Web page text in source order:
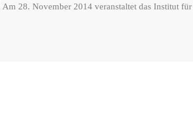
28. November 2014 veranstaltet das Institut für